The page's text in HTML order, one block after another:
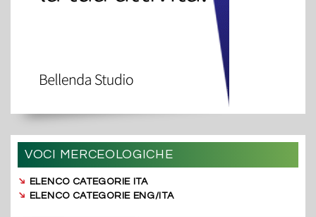
VOCI MERCEOLOGICHE
➔ ELENCO CATEGORIE ITA
➔ ELENCO CATEGORIE ENG/ITA